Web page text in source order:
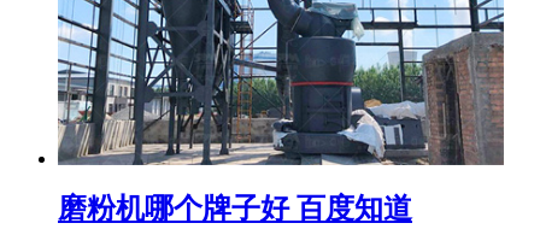
磨粉机哪个牌子好 百度知道